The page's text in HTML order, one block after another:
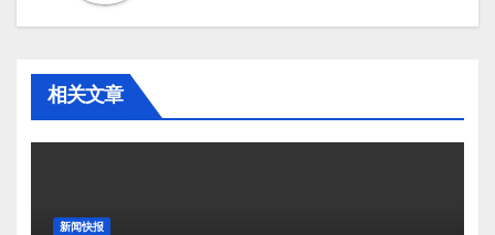
相关文章
新闻快报